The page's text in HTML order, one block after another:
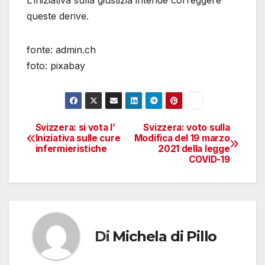
queste derive.
fonte: admin.ch
foto: pixabay
Navigazione
articoli
Svizzera: voto sulla
Modifica del 19 marzo
2021 della legge
COVID-19
Svizzera: si vota l’
Iniziativa sulle cure
infermieristiche
Di Michela di Pillo